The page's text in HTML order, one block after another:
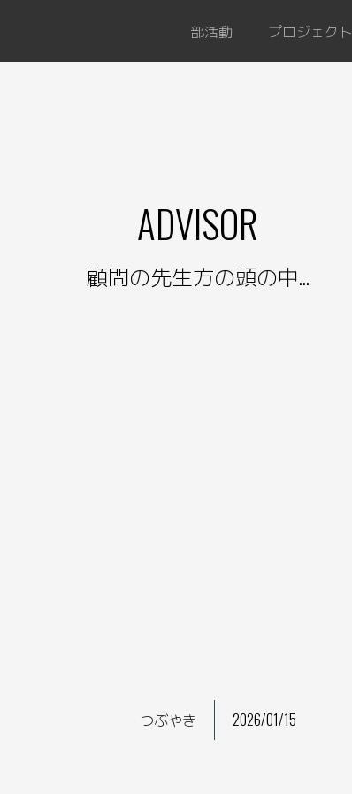
部活動 プロジェクト
ADVISOR
顧問の先生方の頭の中...
つぶやき 2026/01/15